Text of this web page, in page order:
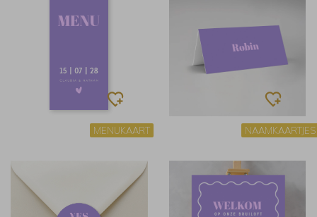
MENUKAART NAAMKAARTJES